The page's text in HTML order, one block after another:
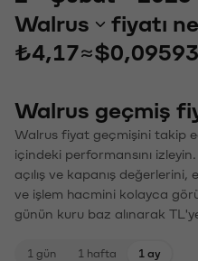
Walrus
fiyatı
₺4,17≈
Walrus geçmiş
Walrus fiyat geçmişini takip
içindeki performansını
açılış ve kapanış
ve işlem hacmini kolayca
günün kuru baz alınarak
1 gün 1 hafta 1 ay